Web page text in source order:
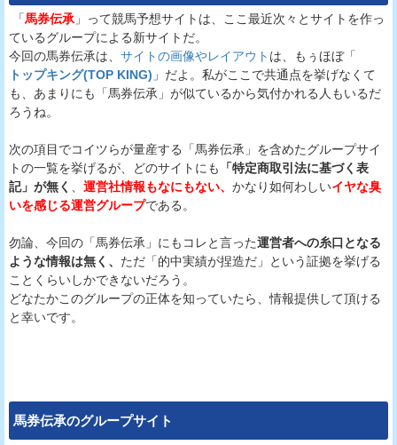
「馬券伝承 」って競馬予想サイトは、ここ最近次々とサイトを作っ
ているグループによる新サイトだ。
今回の馬券伝承は、 サイトの画像やレイアウト は、もぅほぼ「
トップキング(TOP KING) 」だよ。私がここで共通点を挙げなくて
も、あまりにも「馬券伝承」が似ているから気付かれる人もいるだ
ろうね。
次の項目でコイツらが量産する「馬券伝承」を含めたグループサイ
トの一覧を挙げるが、どのサイトにも
「特定商取引法に基づく表
記」が無く
運営社情報もなにもない、 かなり如何わしいイヤな臭
いを感じる運営グループである。
勿論、今回の「馬券伝承」にもコレと言った運営者への糸口となる
ような情報は無く、 ただ「的中実績が捏造だ」という証拠を挙げる
ことくらいしかできないだろう。
どなたかこのグループの正体を知っていたら、情報提供して頂ける
と幸いです。
馬券伝承のグループサイト